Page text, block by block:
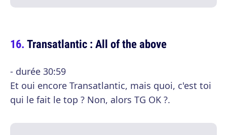
Transatlantic : All of the above
- durée 30:59
Et oui encore Transatlantic, mais quoi, c'est toi
qui le fait le top ? Non, alors TG OK ?.